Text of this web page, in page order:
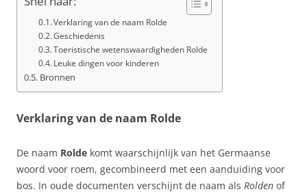
Verklaring van de naam Rolde
Geschiedenis
Toeristische wetenswaardigheden Rolde
Leuke dingen voor kinderen
Bronnen
Verklaring van de naam Rolde
De naam Rolde komt waarschijnlijk van het Germaanse
woord voor roem, gecombineerd met een aanduiding voor
bos. In oude documenten verschijnt de naam als Rolden of